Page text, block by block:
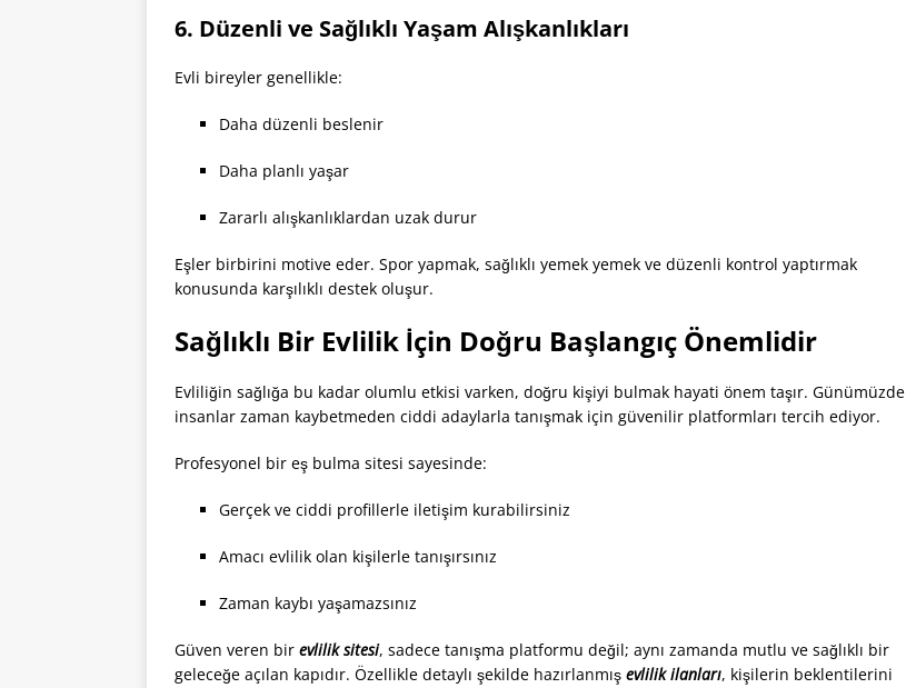
6. Düzenli ve Sağlıklı Yaşam Alışkanlıkları
Evli bireyler genellikle:
Daha düzenli beslenir
Daha planlı yaşar
Zararlı alışkanlıklardan uzak durur
Eşler birbirini motive eder. Spor yapmak, sağlıklı yemek yemek ve düzenli kontrol yaptırmak
konusunda karşılıklı destek oluşur.
Sağlıklı Bir Evlilik İçin Doğru Başlangıç Önemlidir
Evliliğin sağlığa bu kadar olumlu etkisi varken, doğru kişiyi bulmak hayati önem taşır. Günümüzde
insanlar zaman kaybetmeden ciddi adaylarla tanışmak için güvenilir platformları tercih ediyor.
Profesyonel bir eş bulma sitesi sayesinde:
Gerçek ve ciddi profillerle iletişim kurabilirsiniz
Amacı evlilik olan kişilerle tanışırsınız
Zaman kaybı yaşamazsınız
Güven veren bir evlilik sitesi, sadece tanışma platformu değil; aynı zamanda mutlu ve sağlıklı bir
geleceğe açılan kapıdır. Özellikle detaylı şekilde hazırlanmış evlilik ilanları, kişilerin beklentilerini